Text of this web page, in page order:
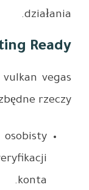
Zanim
online
lub